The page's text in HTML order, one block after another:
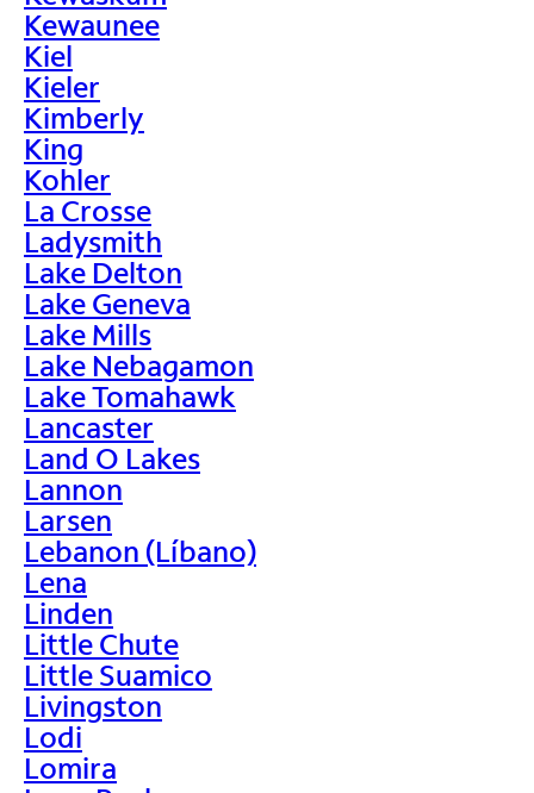
Kewaunee
Kiel
Kieler
Kimberly
King
Kohler
La Crosse
Ladysmith
Lake Delton
Lake Geneva
Lake Mills
Lake Nebagamon
Lake Tomahawk
Lancaster
Land O Lakes
Lannon
Larsen
Lebanon (Líbano)
Lena
Linden
Little Chute
Little Suamico
Livingston
Lodi
Lomira